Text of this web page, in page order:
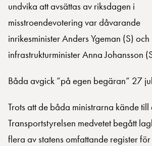
undvika att avsättas av riksdagen i
misstroendevotering var dåvarande
inrikesminister Anders Ygeman (S) och
infrastrukturminister Anna Johansson
Båda avgick ”på egen begäran” 27
Trots att de båda ministrarna kände till
Transportstyrelsen medvetet begått
flera av statens omfattande register